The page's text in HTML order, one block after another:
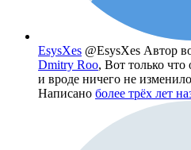
EsysXes @EsysXes Автор
Dmitry Roo, Вот только
и вроде ничего не
Написано более трёх лет